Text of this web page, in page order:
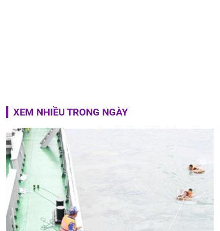
XEM NHIỀU TRONG NGÀY